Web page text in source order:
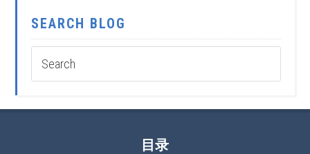
SEARCH BLOG
目录